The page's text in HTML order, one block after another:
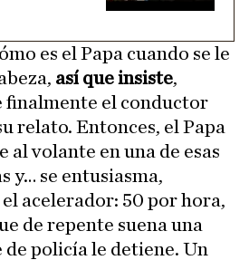
es el Papa cuando se le
así que insiste,
finalmente el conductor
relato. Entonces, el Papa
al volante en una de esas
y… se entusiasma,
acelerador: 50 por hora,
de repente suena una
de policía le detiene. Un